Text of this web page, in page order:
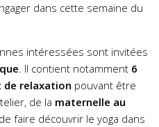
dans cette semaine du
intéressées sont invitées
. Il contient notamment 6
de relaxation pouvant être
de la maternelle au
faire découvrir le yoga dans